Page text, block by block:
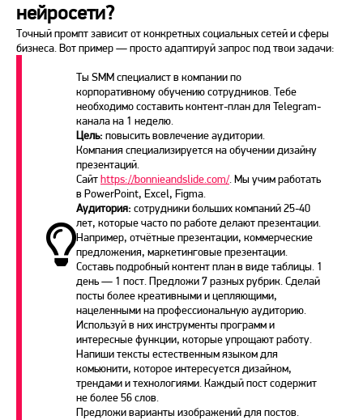
нейросети?
Точный промпт зависит от конкретных социальных сетей и сферы
бизнеса. Вот пример — просто адаптируй запрос под твои задачи:
Ты SMM специалист в компании по
корпоративному обучению сотрудников. Тебе
необходимо составить контент-план для Telegram-
канала на 1 неделю.
Цель: повысить вовлечение аудитории.
Компания специализируется на обучении дизайну
презентаций.
Сайтhttps://bonnieandslide.com/.Мы учим работать
в PowerPoint, Excel, Figma.
Аудитория: сотрудники больших компаний 25-40
лет, которые часто по работе делают презентации.
Например, отчётные презентации, коммерческие
предложения, маркетинговые презентации.
Составь подробный контент план в виде таблицы. 1
день — 1 пост. Предложи 7 разных рубрик. Сделай
посты более креативными и цепляющими,
нацеленными на профессиональную аудиторию.
Используй в них инструменты программ и
интересные функции, которые упрощают работу.
Напиши тексты естественным языком для
комьюнити, которое интересуется дизайном,
трендами и технологиями. Каждый пост содержит
не более 56 слов.
Предложи варианты изображений для постов.